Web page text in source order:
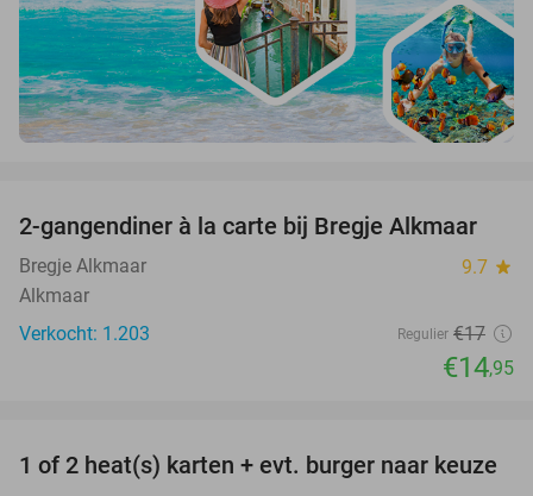
12%
2-gangendiner à la carte bij Bregje Alkmaar
Bregje Alkmaar 9.7 star
Alkmaar
Verkocht: 1.203
Regulier €17
€14,95
19%
1 of 2 heat(s) karten + evt. burger naar keuze